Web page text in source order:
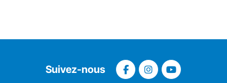
Suivez-nous